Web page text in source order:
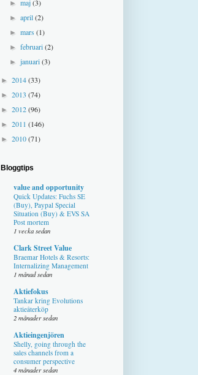
►maj(3)
►april(2)
►mars(1)
►februari(2)
►januari(3)
► 2014(33)
► 2013 (74)
► 2012(96)
► 2011 (146)
► 2010(71)
Bloggtips
value and opportunity
Quick Updates: Fuchs SE
(Buy), Paypal Special
Situation (Buy) & EVS SA
Post mortem
1 vecka sedan
Clark Street Value
Braemar Hotels & Resorts:
Internalizing Management
1 månad sedan
Aktiefokus
Tankar kring Evolutions
aktieåterköp
2 månader sedan
Aktieingenjören
Shelly, going through the
sales channels from a
consumer perspective
4 månader sedan